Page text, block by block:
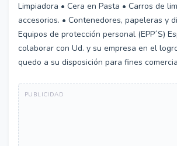
Limpiadora • Cera en Pasta • Carros de
accesorios. • Contenedores, papeleras y
Equipos de protección personal (EPP´S)
colaborar con Ud. y su empresa en el
quedo a su disposición para fines